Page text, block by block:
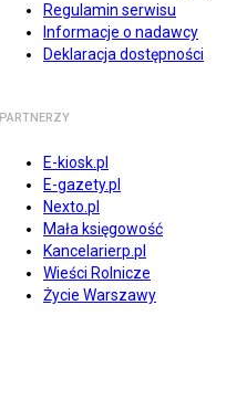
Regulamin serwisu
Informacje o nadawcy
Deklaracja dostępności
PARTNERZY
E-kiosk.pl
E-gazety.pl
Nexto.pl
Mała księgowość
Kancelarierp.pl
Wieści Rolnicze
Życie Warszawy